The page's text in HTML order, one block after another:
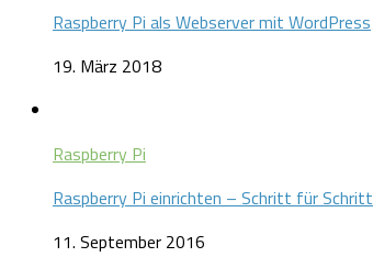
Raspberry Pi als Webserver mit WordPress
19. März 2018
Raspberry Pi
Raspberry Pi einrichten – Schritt für Schritt
11. September 2016